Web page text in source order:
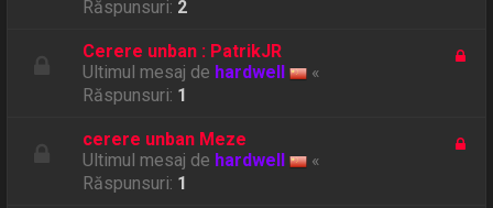
Răspunsuri: 2
Cerere unban : PatrikJR
Ultimul mesaj de hardwell
«
Răspunsuri: 1
cerere unban Meze
Ultimul mesaj de hardwell
«
Răspunsuri: 1